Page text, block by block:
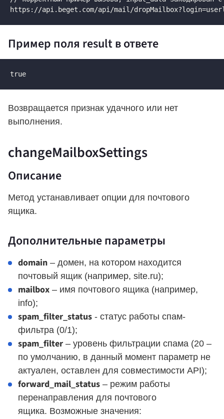
https://api.beget.com/api/mail/
Пример поля result в ответе
true
Возвращается признак удачного или нет
выполнения.
changeMailboxSettings
Описание
Метод устанавливает опции для почтового
ящика.
Дополнительные параметры
domain – домен, на котором находится
почтовый ящик (например, site.ru);
mailbox – имя почтового ящика (например,
info);
spam_filter_status - статус работы спам-
фильтра (0/1);
spam_filter – уровень фильтрации спама (20 –
по умолчанию, в данный момент параметр не
актуален, оставлен для совместимости API);
forward_mail_status – режим работы
перенаправления для почтового
ящика. Возможные значения: